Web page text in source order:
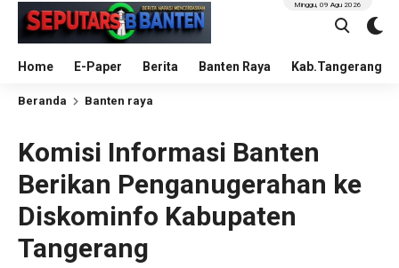
Home E-Paper Berita Banten Raya Kab.Tangerang
Minggu, 09 Agu 2026
Beranda Banten raya
Komisi Informasi Banten
Berikan Penganugerahan ke
Diskominfo Kabupaten
Tangerang